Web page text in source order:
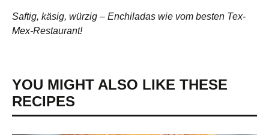
Saftig, käsig, würzig – Enchiladas wie vom besten Tex-
Mex-Restaurant!
YOU MIGHT ALSO LIKE THESE
RECIPES